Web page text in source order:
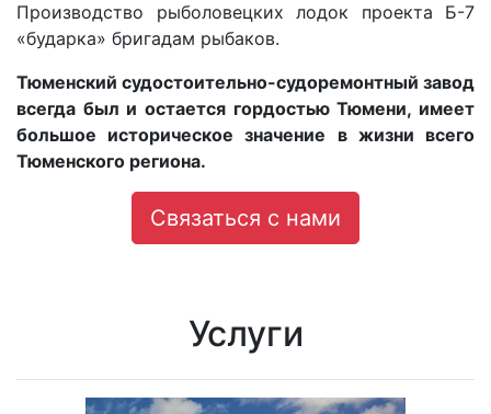
Производство рыболовецких лодок проекта Б-7
«бударка» бригадам рыбаков.
Тюменский судостоительно-судоремонтный завод
всегда был и остается гордостью Тюмени, имеет
большое историческое значение в жизни всего
Тюменского региона.
Связаться с нами
Услуги